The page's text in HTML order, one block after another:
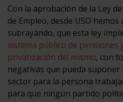
Con la aprobación de la Ley
de Empleo, desde USO
subrayando, que esta ley
sistema público de pensiones
privatización del mismo, con
negativas que pueda
sector para la persona
para que ningún partido